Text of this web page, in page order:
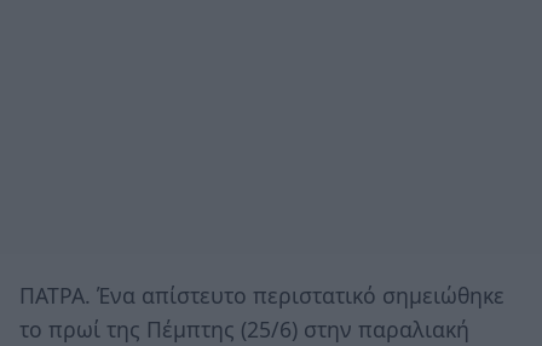
ΠΑΤΡΑ. Ένα απίστευτο περιστατικό σημειώθηκε
το πρωί της Πέμπτης (25/6) στην παραλιακή